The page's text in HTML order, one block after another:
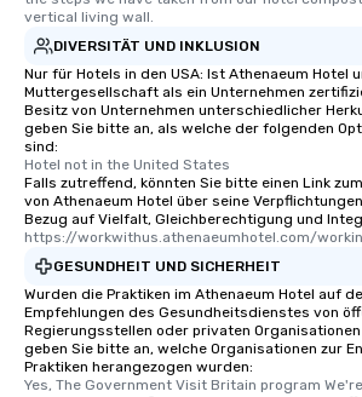
vertical living wall.
DIVERSITÄT UND INKLUSION
Nur für Hotels in den USA: Ist Athenaeum Hotel
Muttergesellschaft als ein Unternehmen
Besitz von Unternehmen unterschiedlicher
geben Sie bitte an, als welche der folgenden
sind:
Hotel not in the United States
Falls zutreffend, könnten Sie bitte einen Link
von Athenaeum Hotel über seine
Bezug auf Vielfalt, Gleichberechtigung und
https://workwithus.athenaeumhotel.com/
GESUNDHEIT UND SICHERHEIT
Wurden die Praktiken im Athenaeum Hotel auf
Empfehlungen des Gesundheitsdienstes von
Regierungsstellen oder privaten
geben Sie bitte an, welche Organisationen zur
Praktiken herangezogen wurden:
Yes, The Government Visit Britain program